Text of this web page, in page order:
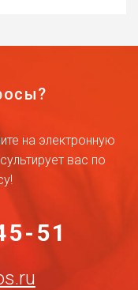
на электронную
вас по
51